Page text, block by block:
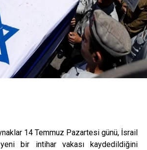
14 Temmuz Pazartesi günü, İsrail
bir intihar vakası kaydedildiğini